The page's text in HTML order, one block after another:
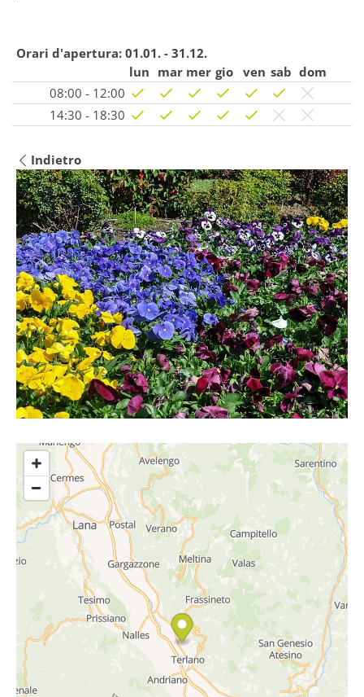
Orari d'apertura: 01.01. - 31.12.
lun mar mer gio ven sab dom
08:00 - 12:00
14:30 - 18:30
Indietro